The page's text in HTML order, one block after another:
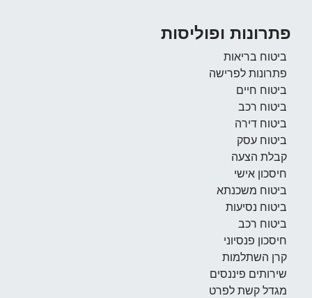
ופוליסות
בריאות
לפרישה
חיים
רכב
דירה
עסק
הצעה
אישי
משכנתא
נסיעות
רכב
פנסיוני
השתלמות
פיננסים
קשת לפרט